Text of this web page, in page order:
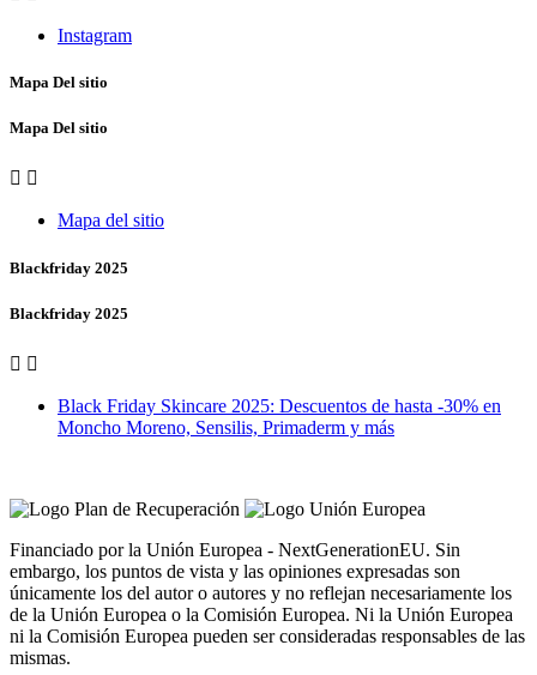
Instagram
Mapa Del sitio
Mapa Del sitio
 
Mapa del sitio
Blackfriday 2025
Blackfriday 2025
 
Black Friday Skincare 2025: Descuentos de hasta -30% en
Moncho Moreno, Sensilis, Primaderm y más
Financiado por la Unión Europea - NextGenerationEU. Sin
embargo, los puntos de vista y las opiniones expresadas son
únicamente los del autor o autores y no reflejan necesariamente los
de la Unión Europea o la Comisión Europea. Ni la Unión Europea
ni la Comisión Europea pueden ser consideradas responsables de las
mismas.